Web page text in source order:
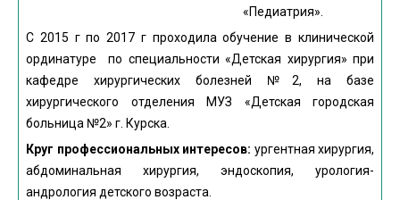
«Педиатрия».
С 2015 г по 2017 г проходила обучение в клинической
ординатуре по специальности «Детская хирургия» при
кафедре хирургических болезней №2, на базе
хирургического отделения МУЗ «Детская городская
больница №2» г. Курска.
Круг профессиональных интересов: ургентная хирургия,
абдоминальная хирургия, эндоскопия, урология-
андрология детского возраста.